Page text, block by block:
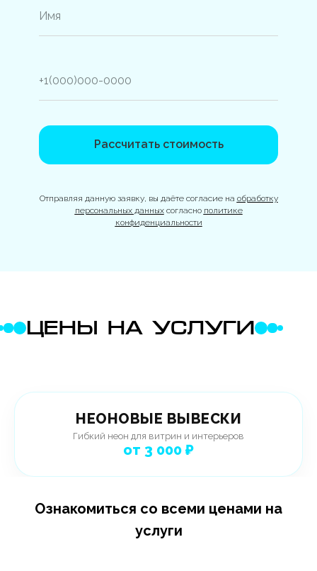
Рассчитать стоимость
Отправляя данную заявку, вы даёте согласие на обработку
персональных данныхсогласно политике
конфиденциальности
ЦЕНЫ НА УСЛУГИ
НЕОНОВЫЕ ВЫВЕСКИ
Гибкий неон для витрин и интерьеров
от 3 000 ₽
Ознакомиться со всеми ценами на
услуги